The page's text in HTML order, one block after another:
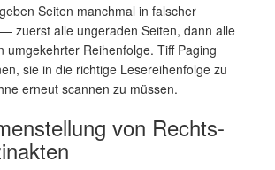
Seiten manchmal in falscher
zuerst alle ungeraden Seiten, dann alle
umgekehrter Reihenfolge. Tiff Paging
sie in die richtige Lesereihenfolge zu
erneut scannen zu müssen.
von Rechts-